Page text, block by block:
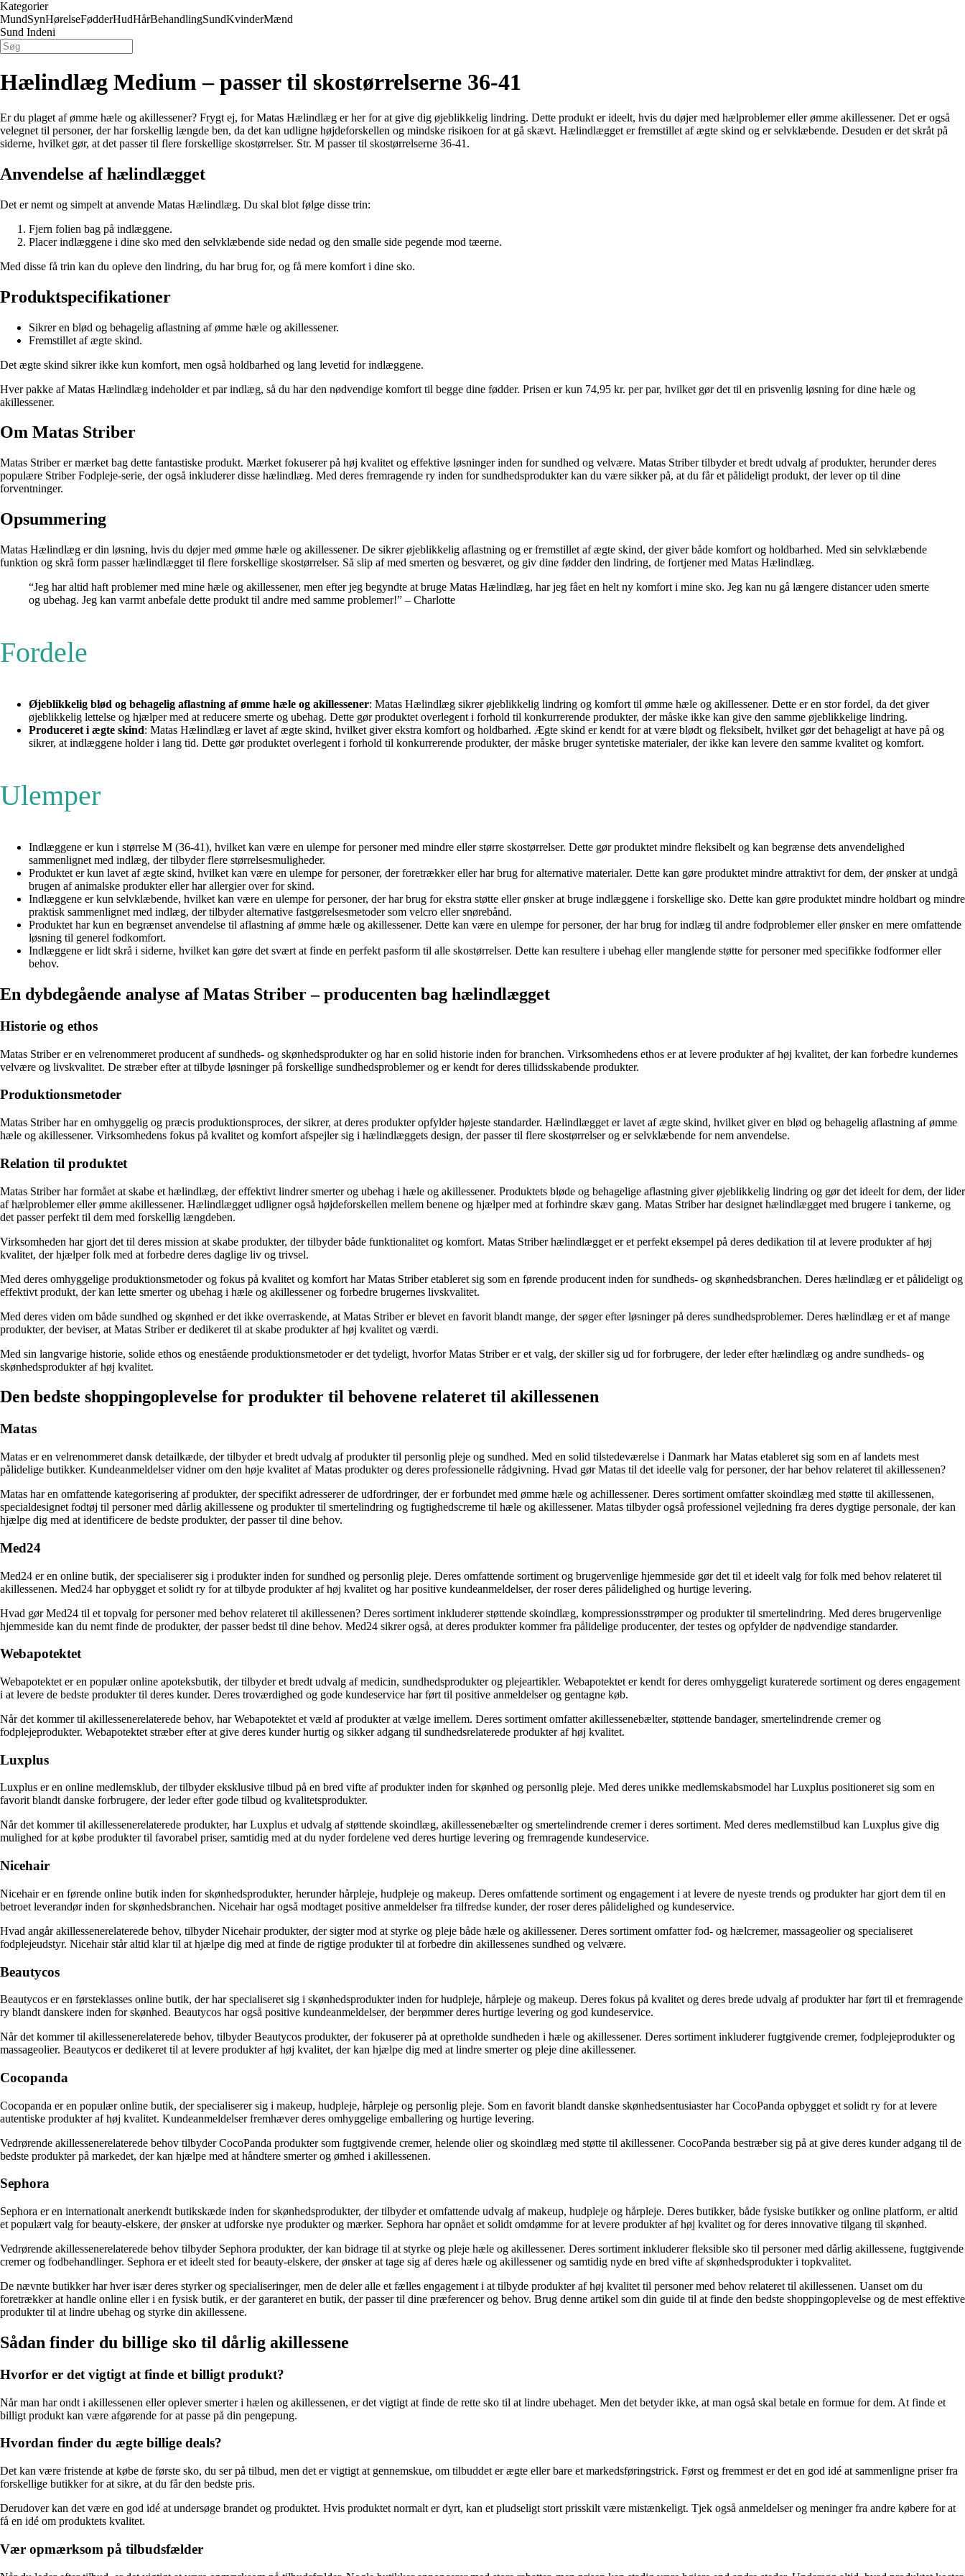
Kategorier
MundSynHørelseFødderHudHårBehandlingSundKvinderMænd
Sund Indeni
Hælindlæg Medium – passer til skostørrelserne 36-41
Er du plaget af ømme hæle og akillessener? Frygt ej, for Matas Hælindlæg er her for at give dig øjeblikkelig lindring. Dette produkt er ideelt, hvis du døjer med hælproblemer eller ømme akillessener. Det er også
velegnet til personer, der har forskellig længde ben, da det kan udligne højdeforskellen og mindske risikoen for at gå skævt. Hælindlægget er fremstillet af ægte skind og er selvklæbende. Desuden er det skråt på
siderne, hvilket gør, at det passer til flere forskellige skostørrelser. Str. M passer til skostørrelserne 36-41.
Anvendelse af hælindlægget
Det er nemt og simpelt at anvende Matas Hælindlæg. Du skal blot følge disse trin:
Fjern folien bag på indlæggene.
Placer indlæggene i dine sko med den selvklæbende side nedad og den smalle side pegende mod tæerne.
Med disse få trin kan du opleve den lindring, du har brug for, og få mere komfort i dine sko.
Produktspecifikationer
Sikrer en blød og behagelig aflastning af ømme hæle og akillessener.
Fremstillet af ægte skind.
Det ægte skind sikrer ikke kun komfort, men også holdbarhed og lang levetid for indlæggene.
Hver pakke af Matas Hælindlæg indeholder et par indlæg, så du har den nødvendige komfort til begge dine fødder. Prisen er kun 74,95 kr. per par, hvilket gør det til en prisvenlig løsning for dine hæle og
akillessener.
Om Matas Striber
Matas Striber er mærket bag dette fantastiske produkt. Mærket fokuserer på høj kvalitet og effektive løsninger inden for sundhed og velvære. Matas Striber tilbyder et bredt udvalg af produkter, herunder deres
populære Striber Fodpleje-serie, der også inkluderer disse hælindlæg. Med deres fremragende ry inden for sundhedsprodukter kan du være sikker på, at du får et pålideligt produkt, der lever op til dine
forventninger.
Opsummering
Matas Hælindlæg er din løsning, hvis du døjer med ømme hæle og akillessener. De sikrer øjeblikkelig aflastning og er fremstillet af ægte skind, der giver både komfort og holdbarhed. Med sin selvklæbende
funktion og skrå form passer hælindlægget til flere forskellige skostørrelser. Så slip af med smerten og besværet, og giv dine fødder den lindring, de fortjener med Matas Hælindlæg.
“Jeg har altid haft problemer med mine hæle og akillessener, men efter jeg begyndte at bruge Matas Hælindlæg, har jeg fået en helt ny komfort i mine sko. Jeg kan nu gå længere distancer uden smerte
og ubehag. Jeg kan varmt anbefale dette produkt til andre med samme problemer!” – Charlotte
Fordele
Øjeblikkelig blød og behagelig aflastning af ømme hæle og akillessener: Matas Hælindlæg sikrer øjeblikkelig lindring og komfort til ømme hæle og akillessener. Dette er en stor fordel, da det giver
øjeblikkelig lettelse og hjælper med at reducere smerte og ubehag. Dette gør produktet overlegent i forhold til konkurrerende produkter, der måske ikke kan give den samme øjeblikkelige lindring.
Produceret i ægte skind: Matas Hælindlæg er lavet af ægte skind, hvilket giver ekstra komfort og holdbarhed. Ægte skind er kendt for at være blødt og fleksibelt, hvilket gør det behageligt at have på og
sikrer, at indlæggene holder i lang tid. Dette gør produktet overlegent i forhold til konkurrerende produkter, der måske bruger syntetiske materialer, der ikke kan levere den samme kvalitet og komfort.
Ulemper
Indlæggene er kun i størrelse M (36-41), hvilket kan være en ulempe for personer med mindre eller større skostørrelser. Dette gør produktet mindre fleksibelt og kan begrænse dets anvendelighed
sammenlignet med indlæg, der tilbyder flere størrelsesmuligheder.
Produktet er kun lavet af ægte skind, hvilket kan være en ulempe for personer, der foretrækker eller har brug for alternative materialer. Dette kan gøre produktet mindre attraktivt for dem, der ønsker at undgå
brugen af animalske produkter eller har allergier over for skind.
Indlæggene er kun selvklæbende, hvilket kan være en ulempe for personer, der har brug for ekstra støtte eller ønsker at bruge indlæggene i forskellige sko. Dette kan gøre produktet mindre holdbart og mindre
praktisk sammenlignet med indlæg, der tilbyder alternative fastgørelsesmetoder som velcro eller snørebånd.
Produktet har kun en begrænset anvendelse til aflastning af ømme hæle og akillessener. Dette kan være en ulempe for personer, der har brug for indlæg til andre fodproblemer eller ønsker en mere omfattende
løsning til generel fodkomfort.
Indlæggene er lidt skrå i siderne, hvilket kan gøre det svært at finde en perfekt pasform til alle skostørrelser. Dette kan resultere i ubehag eller manglende støtte for personer med specifikke fodformer eller
behov.
En dybdegående analyse af Matas Striber – producenten bag hælindlægget
Historie og ethos
Matas Striber er en velrenommeret producent af sundheds- og skønhedsprodukter og har en solid historie inden for branchen. Virksomhedens ethos er at levere produkter af høj kvalitet, der kan forbedre kundernes
velvære og livskvalitet. De stræber efter at tilbyde løsninger på forskellige sundhedsproblemer og er kendt for deres tillidsskabende produkter.
Produktionsmetoder
Matas Striber har en omhyggelig og præcis produktionsproces, der sikrer, at deres produkter opfylder højeste standarder. Hælindlægget er lavet af ægte skind, hvilket giver en blød og behagelig aflastning af ømme
hæle og akillessener. Virksomhedens fokus på kvalitet og komfort afspejler sig i hælindlæggets design, der passer til flere skostørrelser og er selvklæbende for nem anvendelse.
Relation til produktet
Matas Striber har formået at skabe et hælindlæg, der effektivt lindrer smerter og ubehag i hæle og akillessener. Produktets bløde og behagelige aflastning giver øjeblikkelig lindring og gør det ideelt for dem, der lider
af hælproblemer eller ømme akillessener. Hælindlægget udligner også højdeforskellen mellem benene og hjælper med at forhindre skæv gang. Matas Striber har designet hælindlægget med brugere i tankerne, og
det passer perfekt til dem med forskellig længdeben.
Virksomheden har gjort det til deres mission at skabe produkter, der tilbyder både funktionalitet og komfort. Matas Striber hælindlægget er et perfekt eksempel på deres dedikation til at levere produkter af høj
kvalitet, der hjælper folk med at forbedre deres daglige liv og trivsel.
Med deres omhyggelige produktionsmetoder og fokus på kvalitet og komfort har Matas Striber etableret sig som en førende producent inden for sundheds- og skønhedsbranchen. Deres hælindlæg er et pålideligt og
effektivt produkt, der kan lette smerter og ubehag i hæle og akillessener og forbedre brugernes livskvalitet.
Med deres viden om både sundhed og skønhed er det ikke overraskende, at Matas Striber er blevet en favorit blandt mange, der søger efter løsninger på deres sundhedsproblemer. Deres hælindlæg er et af mange
produkter, der beviser, at Matas Striber er dedikeret til at skabe produkter af høj kvalitet og værdi.
Med sin langvarige historie, solide ethos og enestående produktionsmetoder er det tydeligt, hvorfor Matas Striber er et valg, der skiller sig ud for forbrugere, der leder efter hælindlæg og andre sundheds- og
skønhedsprodukter af høj kvalitet.
Den bedste shoppingoplevelse for produkter til behovene relateret til akillessenen
Matas
Matas er en velrenommeret dansk detailkæde, der tilbyder et bredt udvalg af produkter til personlig pleje og sundhed. Med en solid tilstedeværelse i Danmark har Matas etableret sig som en af landets mest
pålidelige butikker. Kundeanmeldelser vidner om den høje kvalitet af Matas produkter og deres professionelle rådgivning. Hvad gør Matas til det ideelle valg for personer, der har behov relateret til akillessenen?
Matas har en omfattende kategorisering af produkter, der specifikt adresserer de udfordringer, der er forbundet med ømme hæle og achillessener. Deres sortiment omfatter skoindlæg med støtte til akillessenen,
specialdesignet fodtøj til personer med dårlig akillessene og produkter til smertelindring og fugtighedscreme til hæle og akillessener. Matas tilbyder også professionel vejledning fra deres dygtige personale, der kan
hjælpe dig med at identificere de bedste produkter, der passer til dine behov.
Med24
Med24 er en online butik, der specialiserer sig i produkter inden for sundhed og personlig pleje. Deres omfattende sortiment og brugervenlige hjemmeside gør det til et ideelt valg for folk med behov relateret til
akillessenen. Med24 har opbygget et solidt ry for at tilbyde produkter af høj kvalitet og har positive kundeanmeldelser, der roser deres pålidelighed og hurtige levering.
Hvad gør Med24 til et topvalg for personer med behov relateret til akillessenen? Deres sortiment inkluderer støttende skoindlæg, kompressionsstrømper og produkter til smertelindring. Med deres brugervenlige
hjemmeside kan du nemt finde de produkter, der passer bedst til dine behov. Med24 sikrer også, at deres produkter kommer fra pålidelige producenter, der testes og opfylder de nødvendige standarder.
Webapotektet
Webapotektet er en populær online apoteksbutik, der tilbyder et bredt udvalg af medicin, sundhedsprodukter og plejeartikler. Webapotektet er kendt for deres omhyggeligt kuraterede sortiment og deres engagement
i at levere de bedste produkter til deres kunder. Deres troværdighed og gode kundeservice har ført til positive anmeldelser og gentagne køb.
Når det kommer til akillessenerelaterede behov, har Webapotektet et væld af produkter at vælge imellem. Deres sortiment omfatter akillessenebælter, støttende bandager, smertelindrende cremer og
fodplejeprodukter. Webapotektet stræber efter at give deres kunder hurtig og sikker adgang til sundhedsrelaterede produkter af høj kvalitet.
Luxplus
Luxplus er en online medlemsklub, der tilbyder eksklusive tilbud på en bred vifte af produkter inden for skønhed og personlig pleje. Med deres unikke medlemskabsmodel har Luxplus positioneret sig som en
favorit blandt danske forbrugere, der leder efter gode tilbud og kvalitetsprodukter.
Når det kommer til akillessenerelaterede produkter, har Luxplus et udvalg af støttende skoindlæg, akillessenebælter og smertelindrende cremer i deres sortiment. Med deres medlemstilbud kan Luxplus give dig
mulighed for at købe produkter til favorabel priser, samtidig med at du nyder fordelene ved deres hurtige levering og fremragende kundeservice.
Nicehair
Nicehair er en førende online butik inden for skønhedsprodukter, herunder hårpleje, hudpleje og makeup. Deres omfattende sortiment og engagement i at levere de nyeste trends og produkter har gjort dem til en
betroet leverandør inden for skønhedsbranchen. Nicehair har også modtaget positive anmeldelser fra tilfredse kunder, der roser deres pålidelighed og kundeservice.
Hvad angår akillessenerelaterede behov, tilbyder Nicehair produkter, der sigter mod at styrke og pleje både hæle og akillessener. Deres sortiment omfatter fod- og hælcremer, massageolier og specialiseret
fodplejeudstyr. Nicehair står altid klar til at hjælpe dig med at finde de rigtige produkter til at forbedre din akillessenes sundhed og velvære.
Beautycos
Beautycos er en førsteklasses online butik, der har specialiseret sig i skønhedsprodukter inden for hudpleje, hårpleje og makeup. Deres fokus på kvalitet og deres brede udvalg af produkter har ført til et fremragende
ry blandt danskere inden for skønhed. Beautycos har også positive kundeanmeldelser, der berømmer deres hurtige levering og god kundeservice.
Når det kommer til akillessenerelaterede behov, tilbyder Beautycos produkter, der fokuserer på at opretholde sundheden i hæle og akillessener. Deres sortiment inkluderer fugtgivende cremer, fodplejeprodukter og
massageolier. Beautycos er dedikeret til at levere produkter af høj kvalitet, der kan hjælpe dig med at lindre smerter og pleje dine akillessener.
Cocopanda
Cocopanda er en populær online butik, der specialiserer sig i makeup, hudpleje, hårpleje og personlig pleje. Som en favorit blandt danske skønhedsentusiaster har CocoPanda opbygget et solidt ry for at levere
autentiske produkter af høj kvalitet. Kundeanmeldelser fremhæver deres omhyggelige emballering og hurtige levering.
Vedrørende akillessenerelaterede behov tilbyder CocoPanda produkter som fugtgivende cremer, helende olier og skoindlæg med støtte til akillessener. CocoPanda bestræber sig på at give deres kunder adgang til de
bedste produkter på markedet, der kan hjælpe med at håndtere smerter og ømhed i akillessenen.
Sephora
Sephora er en internationalt anerkendt butikskæde inden for skønhedsprodukter, der tilbyder et omfattende udvalg af makeup, hudpleje og hårpleje. Deres butikker, både fysiske butikker og online platform, er altid
et populært valg for beauty-elskere, der ønsker at udforske nye produkter og mærker. Sephora har opnået et solidt omdømme for at levere produkter af høj kvalitet og for deres innovative tilgang til skønhed.
Vedrørende akillessenerelaterede behov tilbyder Sephora produkter, der kan bidrage til at styrke og pleje hæle og akillessener. Deres sortiment inkluderer fleksible sko til personer med dårlig akillessene, fugtgivende
cremer og fodbehandlinger. Sephora er et ideelt sted for beauty-elskere, der ønsker at tage sig af deres hæle og akillessener og samtidig nyde en bred vifte af skønhedsprodukter i topkvalitet.
De nævnte butikker har hver især deres styrker og specialiseringer, men de deler alle et fælles engagement i at tilbyde produkter af høj kvalitet til personer med behov relateret til akillessenen. Uanset om du
foretrækker at handle online eller i en fysisk butik, er der garanteret en butik, der passer til dine præferencer og behov. Brug denne artikel som din guide til at finde den bedste shoppingoplevelse og de mest effektive
produkter til at lindre ubehag og styrke din akillessene.
Sådan finder du billige sko til dårlig akillessene
Hvorfor er det vigtigt at finde et billigt produkt?
Når man har ondt i akillessenen eller oplever smerter i hælen og akillessenen, er det vigtigt at finde de rette sko til at lindre ubehaget. Men det betyder ikke, at man også skal betale en formue for dem. At finde et
billigt produkt kan være afgørende for at passe på din pengepung.
Hvordan finder du ægte billige deals?
Det kan være fristende at købe de første sko, du ser på tilbud, men det er vigtigt at gennemskue, om tilbuddet er ægte eller bare et markedsføringstrick. Først og fremmest er det en god idé at sammenligne priser fra
forskellige butikker for at sikre, at du får den bedste pris.
Derudover kan det være en god idé at undersøge brandet og produktet. Hvis produktet normalt er dyrt, kan et pludseligt stort prisskilt være mistænkeligt. Tjek også anmeldelser og meninger fra andre købere for at
få en idé om produktets kvalitet.
Vær opmærksom på tilbudsfælder